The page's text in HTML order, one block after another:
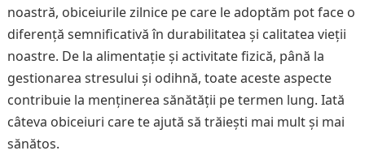
noastră, obiceiurile zilnice pe care le adoptăm pot face o
diferență semnificativă în durabilitatea și calitatea vieții
noastre. De la alimentație și activitate fizică, până la
gestionarea stresului și odihnă, toate aceste aspecte
contribuie la menținerea sănătății pe termen lung. Iată
câteva obiceiuri care te ajută să trăiești mai mult și mai
sănătos.